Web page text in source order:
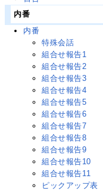
内番
内番
特殊会話
組合せ報告1
組合せ報告2
組合せ報告3
組合せ報告4
組合せ報告5
組合せ報告6
組合せ報告7
組合せ報告8
組合せ報告9
組合せ報告10
組合せ報告11
ピックアップ表